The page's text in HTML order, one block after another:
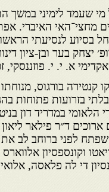
מי שעמד לימיני
מחצי־האי האיברי.
בסיוע לנסיעתי
יצחק בער ובן-ציון
א. י. י. פוזננסקי,
קנטירה בורגוס,
בזרועות פתוחות
הלאומי במדריד דון
ד״ר פילאר
לפני ברוחב לב
וקונספסיון
די לה פלאסה,